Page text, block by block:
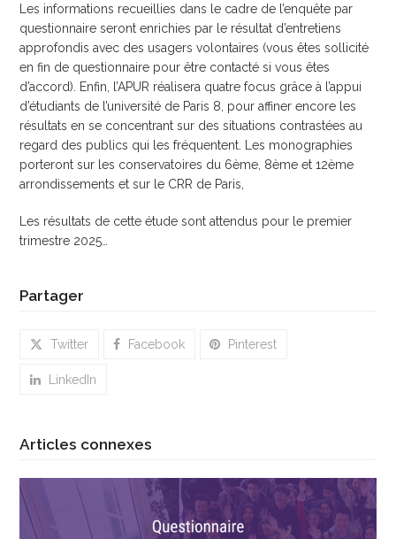
Les informations recueillies dans le cadre de l’enquête par
questionnaire seront enrichies par le résultat d’entretiens
approfondis avec des usagers volontaires (vous êtes sollicité
en fin de questionnaire pour être contacté si vous êtes
d’accord). Enfin, l’APUR réalisera quatre focus grâce à l’appui
d’étudiants de l’université de Paris 8, pour affiner encore les
résultats en se concentrant sur des situations contrastées au
regard des publics qui les fréquentent. Les monographies
porteront sur les conservatoires du 6ème, 8ème et 12ème
arrondissements et sur le CRR de Paris,
Les résultats de cette étude sont attendus pour le premier
trimestre 2025…
Partager
Twitter Facebook Pinterest
LinkedIn
Articles connexes